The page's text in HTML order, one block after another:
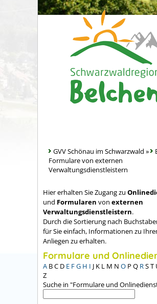
GVV Schönau im Schwarzwald »
Formulare von externen
Verwaltungsdienstleistern
Hier erhalten Sie Zugang zu
und Formularen von externen
Verwaltungsdienstleistern.
Durch die Sortierung nach
für Sie einfach, Informationen zu
Anliegen zu erhalten.
Formulare und
A BC D E FG H I J K L M N O P Q RST
Z
Suche in "Formulare und